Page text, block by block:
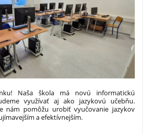
Naša škola má novú informatickú
využívať aj ako jazykovú učebňu.
nám pomôžu urobiť vyučovanie jazykov
a efektívnejším.